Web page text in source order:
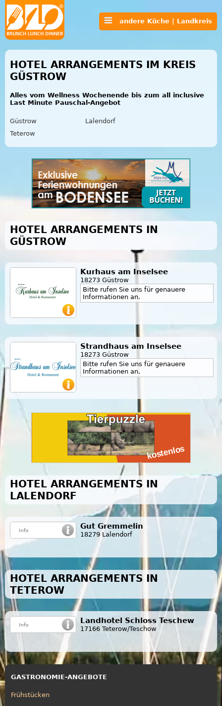
andere Küche | Landkreis
HOTEL ARRANGEMENTS IM KREIS
GÜSTROW
Alles vom Wellness Wochenende bis zum all inclusive
Last Minute Pauschal-Angebot
Güstrow
Lalendorf
Teterow
HOTEL ARRANGEMENTS IN
GÜSTROW
Kurhaus am Inselsee
18273 Güstrow
Bitte rufen Sie uns für genauere
Informationen an.
Strandhaus am Inselsee
18273 Güstrow
Bitte rufen Sie uns für genauere
Informationen an.
HOTEL ARRANGEMENTS IN
LALENDORF
Gut Gremmelin
18279 Lalendorf
HOTEL ARRANGEMENTS IN
TETEROW
Landhotel Schloss Teschew
17166 Teterow/Teschow
GASTRONOMIE-ANGEBOTE
Frühstücken